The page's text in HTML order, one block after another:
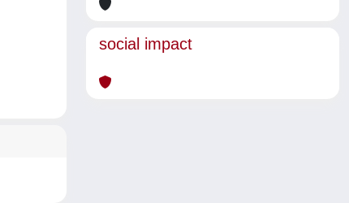
social impact